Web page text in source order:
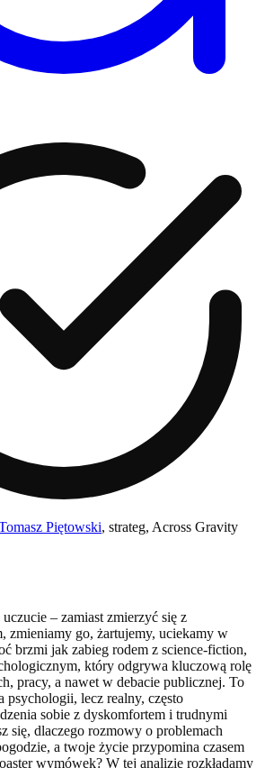
Piętowski, strateg, Across Gravity
– zamiast zmierzyć się z
zmieniamy go, żartujemy, uciekamy w
brzmi jak zabieg rodem z science-fiction,
który odgrywa kluczową rolę
pracy, a nawet w debacie publicznej. To
psychologii, lecz realny, często
sobie z dyskomfortem i trudnymi
się, dlaczego rozmowy o problemach
a twoje życie przypomina czasem
wymówek? W tej analizie rozkładamy